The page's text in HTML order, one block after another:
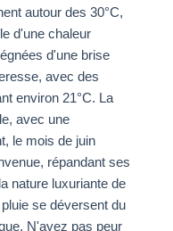
autour des 30°C,
d'une chaleur
d'une brise
avec des
environ 21°C. La
avec une
le mois de juin
répandant ses
nature luxuriante de
se déversent du
N'ayez pas peur